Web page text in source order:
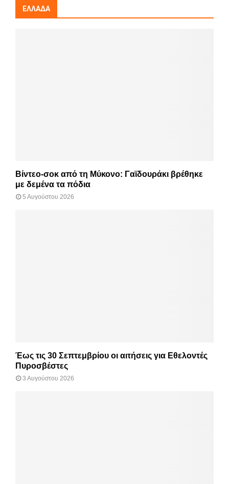
ΕΛΛΆΔΑ
Βίντεο-σοκ από τη Μύκονο: Γαϊδουράκι βρέθηκε
με δεμένα τα πόδια
5 Αυγούστου 2026
Έως τις 30 Σεπτεμβρίου οι αιτήσεις για Εθελοντές
Πυροσβέστες
3 Αυγούστου 2026